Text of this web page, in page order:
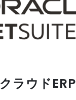
クラウドERP